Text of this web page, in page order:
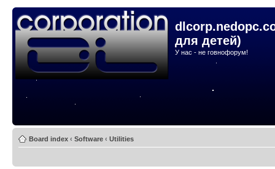
для детей)
У нас - не говнофорум!
Board index ‹ Software ‹ Utilities